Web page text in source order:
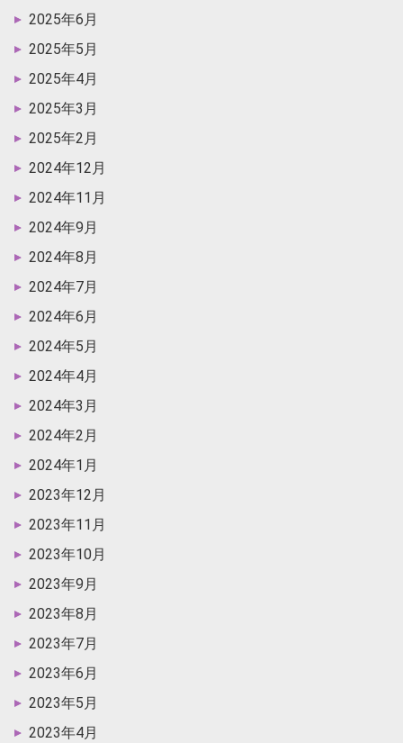
2025年6月
2025年5月
2025年4月
2025年3月
2025年2月
2024年12月
2024年11月
2024年9月
2024年8月
2024年7月
2024年6月
2024年5月
2024年4月
2024年3月
2024年2月
2024年1月
2023年12月
2023年11月
2023年10月
2023年9月
2023年8月
2023年7月
2023年6月
2023年5月
2023年4月